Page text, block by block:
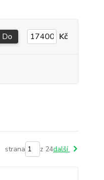
Do Kč
strana z 24další